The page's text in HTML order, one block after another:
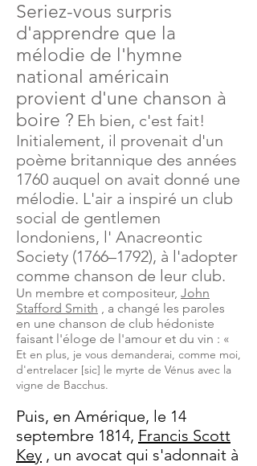
Seriez-vous surpris
d'apprendre que la
mélodie de l'hymne
national américain
provient d'une chanson à
boire ? Eh bien, c'est fait!
Initialement, il provenait d'un
poème britannique des années
1760 auquel on avait donné une
mélodie. L'air a inspiré un club
social de gentlemen
londoniens, l' Anacreontic
Society (1766–1792), à l'adopter
comme chanson de leur club.
Un membre et compositeur, John
Stafford Smith , a changé les paroles
en une chanson de club hédoniste
faisant l'éloge de l'amour et du vin : «
Et en plus, je vous demanderai, comme moi,
d'entrelacer [sic] le myrte de Vénus avec la
vigne de Bacchus.
Puis, en Amérique, le 14
septembre 1814, Francis Scott
Key , un avocat qui s'adonnait à